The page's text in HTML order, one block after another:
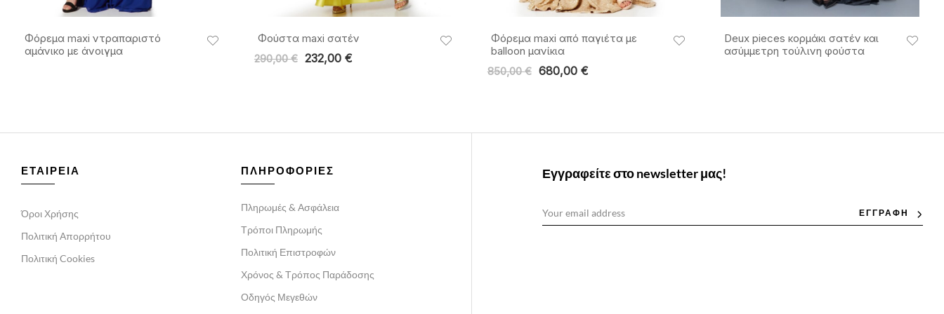
Φόρεμα maxi ντραπαριστό
αμάνικο με άνοιγμα
Φούστα maxi σατέν
290,00€ 232,00 €
Φόρεμα maxi από παγιέτα με
balloon μανίκια
850,00€ 680,00 €
Deux pieces κορμάκι σατέν και
ασύμμετρη τούλινη φούστα
ΕΤΑΙΡΕΙΑ
Όροι Χρήσης
Πολιτική Απορρήτου
Πολιτική Cookies
ΠΛΗΡΟΦΟΡΙΕΣ
Πληρωμές & Ασφάλεια
Τρόποι Πληρωμής
Πολιτική Επιστροφών
Χρόνος & Τρόπος Παράδοσης
Οδηγός Μεγεθών
Εγγραφείτε στο newsletter μας!
ΕΓΓΡΑΦΗ